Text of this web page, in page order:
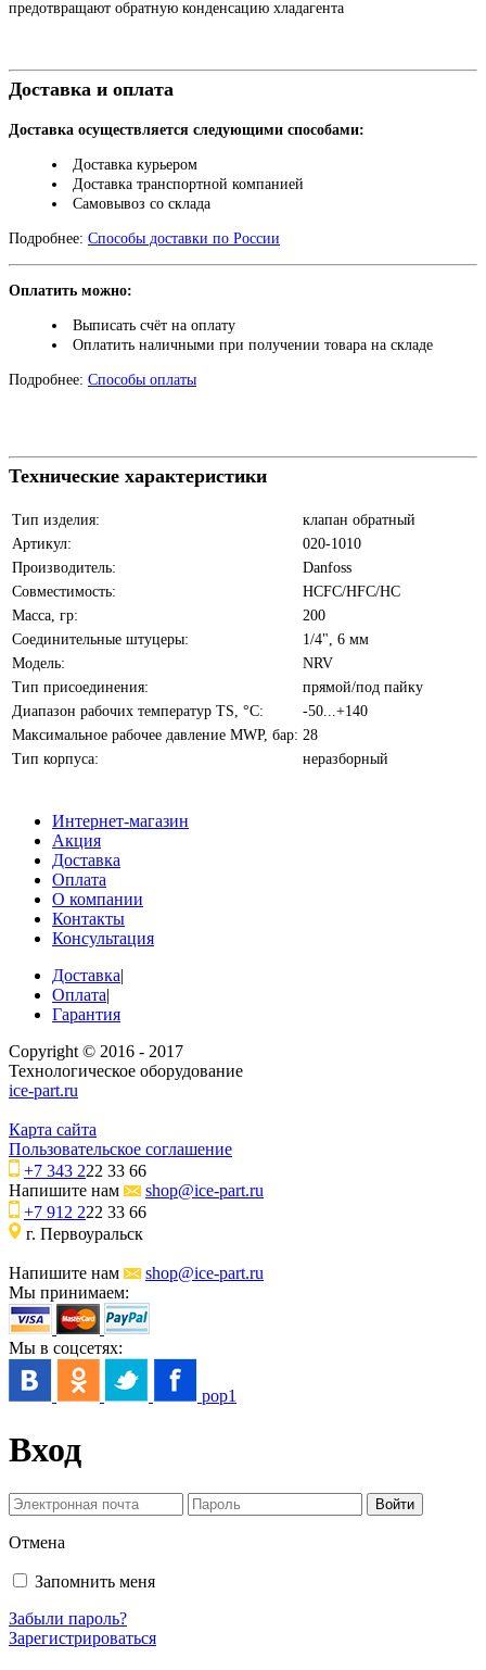
предотвращают обратную конденсацию хладагента
Доставка и оплата
Доставка осуществляется следующими способами:
Доставка курьером
Доставка транспортной компанией
Самовывоз со склада
Подробнее: Способы доставки по России
Оплатить можно:
Выписать счёт на оплату
Оплатить наличными при получении товара на складе
Подробнее: Способы оплаты
Технические характеристики
Тип изделия:
клапан обратный
Артикул:
020-1010
Производитель:
Danfoss
Совместимость:
HCFC/HFC/HC
Масса, гр:
200
Соединительные штуцеры:
1/4", 6 мм
Модель:
NRV
Тип присоединения:
прямой/под пайку
Диапазон рабочих температур TS, °С:
-50...+140
Максимальное рабочее давление MWP, бар: 28
Тип корпуса:
неразборный
Интернет-магазин
Акция
Доставка
Оплата
О компании
Контакты
Консультация
Доставка|
Оплата|
Гарантия
Copyright © 2016 - 2017
Технологическое оборудование
ice-part.ru
Карта сайта
Пользовательское соглашение
+7 343 222 33 66
Напишите нам
shop@ice-part.ru
+7 912 222 33 66
г. Первоуральск
Напишите нам
shop@ice-part.ru
Мы принимаем:
Мы в соцсетях:
pop1
Вход
Отмена
Запомнить меня
Забыли пароль?
Зарегистрироваться